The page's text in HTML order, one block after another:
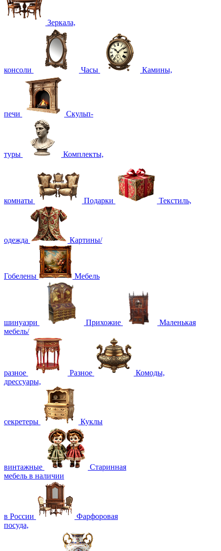
Зеркала,
консоли Часы Камины,
печи Скульп-
туры Комплекты,
комнаты Подарки Текстиль,
одежда Картины/
Гобелены Мебель
шинуазри Прихожие
Маленькая
мебель/
разное Разное
Комоды,
дрессуары,
секретеры Куклы
винтажные
Старинная
мебель в наличии
в России
Фарфоровая
посуда,